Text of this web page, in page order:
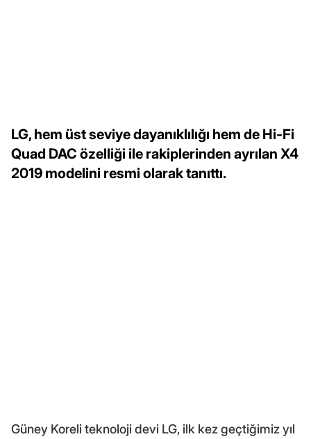
LG, hem üst seviye dayanıklılığı hem de Hi-Fi
Quad DAC özelliği ile rakiplerinden ayrılan X4
2019 modelini resmi olarak tanıttı.
Güney Koreli teknoloji devi LG, ilk kez geçtiğimiz yıl